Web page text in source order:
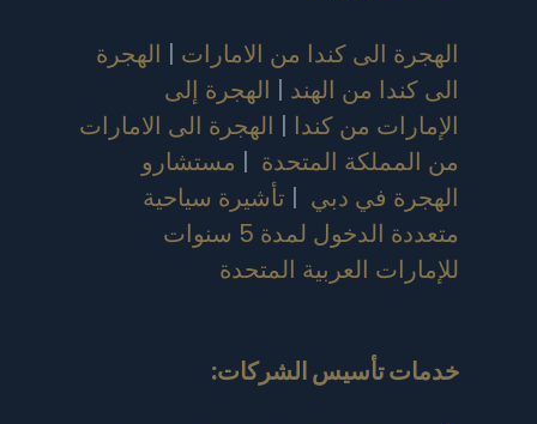
الهجرة الى كندا من الامارات | الهجرة
الى كندا من الهند | الهجرة إلى
الإمارات من كندا | الهجرة الى الامارات
من المملكة المتحدة | مستشارو
الهجرة في دبي | تأشيرة سياحية
متعددة الدخول لمدة 5 سنوات
للإمارات العربية المتحدة
خدمات تأسيس الشركات: